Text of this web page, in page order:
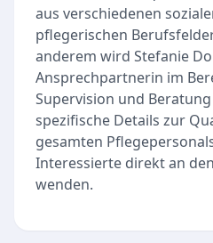
aus verschiedenen
pflegerischen
anderem wird Stefanie
Ansprechpartnerin im
Supervision und
spezifische Details zur
gesamten
Interessierte direkt an
wenden.